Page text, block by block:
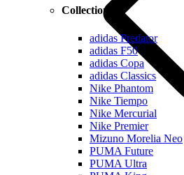
Collections
adidas Predator
adidas F50
adidas Copa
adidas Classics
Nike Phantom
Nike Tiempo
Nike Mercurial
Nike Premier
Mizuno Morelia Neo
PUMA Future
PUMA Ultra